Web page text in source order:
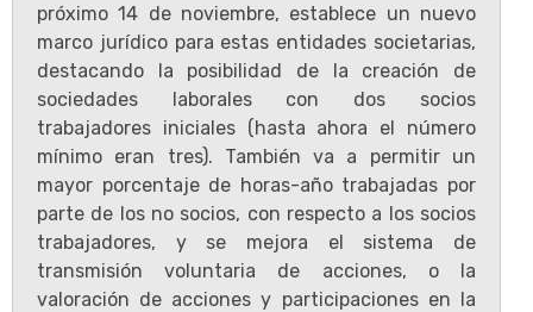
próximo 14 de noviembre, establece un nuevo
marco jurídico para estas entidades societarias,
destacando la posibilidad de la creación de
sociedades laborales con dos socios
trabajadores iniciales (hasta ahora el número
mínimo eran tres). También va a permitir un
mayor porcentaje de horas-año trabajadas por
parte de los no socios, con respecto a los socios
trabajadores, y se mejora el sistema de
transmisión voluntaria de acciones, o la
valoración de acciones y participaciones en la